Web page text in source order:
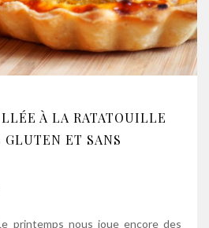
À LA RATATOUILLE
ET SANS
printemps nous joue encore des